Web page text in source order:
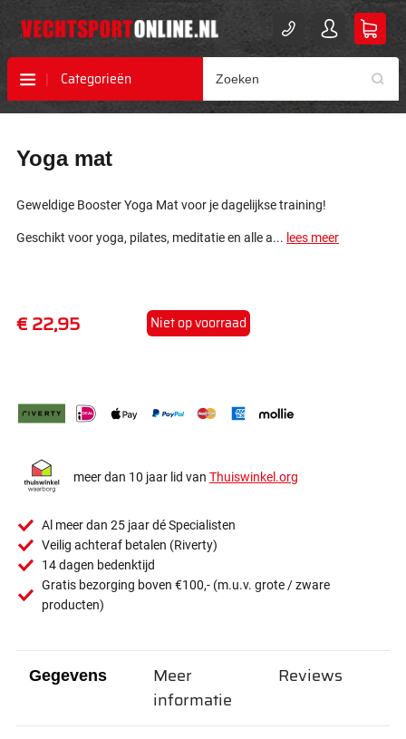
Categorieën
naar
van
de
naar
van
de
Yoga mat
Geweldige Booster Yoga Mat voor je dagelijkse training!
Geschikt voor yoga, pilates, meditatie en alle a... lees meer
€ 22,95 Niet op voorraad
meer dan 10 jaar lid van Thuiswinkel.org
Al meer dan 25 jaar dé Specialisten
Veilig achteraf betalen (Riverty)
14 dagen bedenktijd
Gratis bezorging boven €100,- (m.u.v. grote / zware
producten)
Gegevens
Meer
informatie
Reviews